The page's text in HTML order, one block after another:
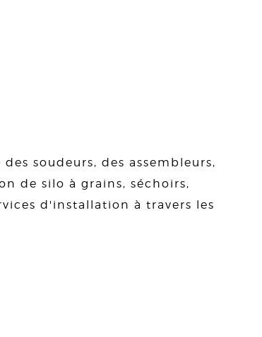
soudeurs, des assembleurs,
de silo à grains, séchoirs,
d'installation à travers les